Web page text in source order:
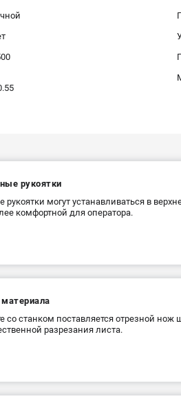
рукоятки
могут устанавливаться в
комфортной для оператора.
со станком поставляется отрезной
разрезания листа.